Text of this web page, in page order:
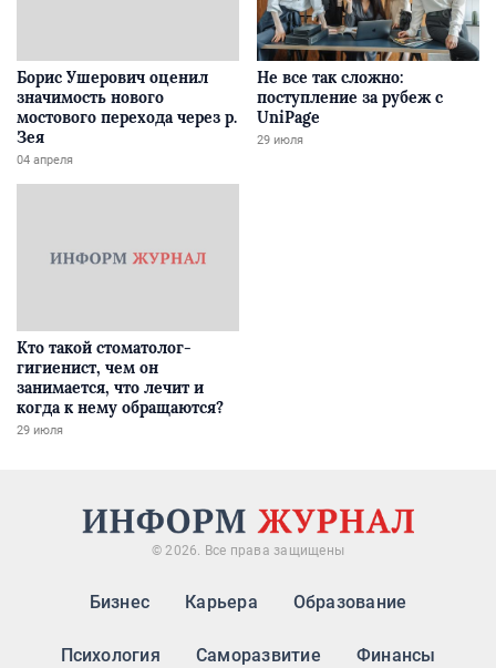
Борис Ушерович оценил
значимость нового
мостового перехода через р.
Зея
04 апреля
Не все так сложно:
поступление за рубеж с
UniPage
29 июля
Кто такой стоматолог-
гигиенист, чем он
занимается, что лечит и
когда к нему обращаются?
29 июля
© 2026. Все права защищены
Бизнес Карьера Образование
Психология Саморазвитие Финансы